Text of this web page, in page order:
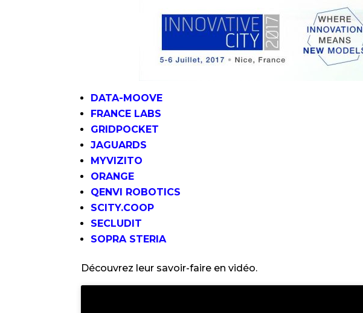
DATA-MOOVE
FRANCE LABS
GRIDPOCKET
JAGUARDS
MYVIZITO
ORANGE
QENVI ROBOTICS
SCITY.COOP
SECLUDIT
SOPRA STERIA
Découvrez leur savoir-faire en vidéo.